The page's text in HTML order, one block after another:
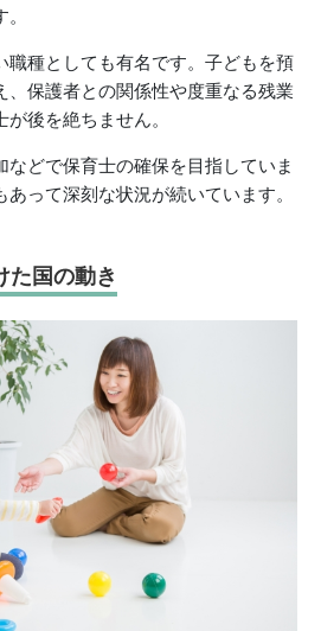
職種としても有名です。子どもを預
、保護者との関係性や度重なる残業
後を絶ちません。
などで保育士の確保を目指していま
って深刻な状況が続いています。
た国の動き